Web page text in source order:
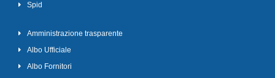
Spid
Amministrazione trasparente
Albo Ufficiale
Albo Fornitori